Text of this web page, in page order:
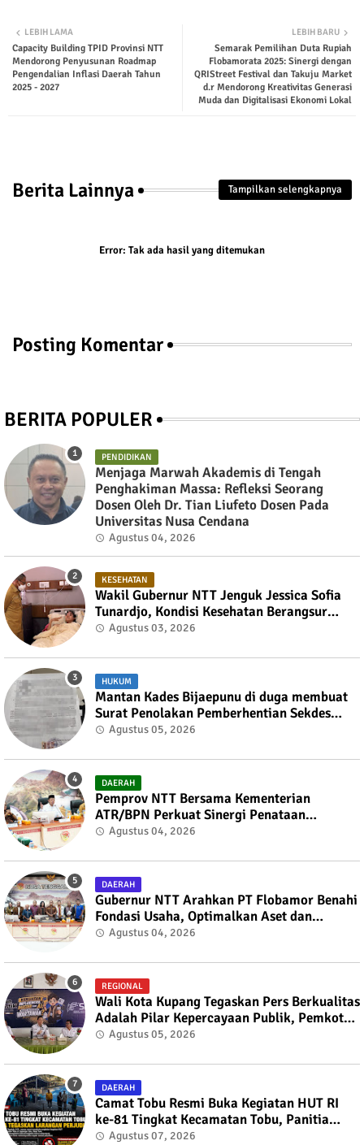
ter
LEBIH BARU
Semarak Pemilihan Duta Rupiah
Flobamorata 2025: Sinergi dengan
QRIStreet Festival dan Takuju Market
d.r Mendorong Kreativitas Generasi
Muda dan Digitalisasi Ekonomi Lokal
LEBIH LAMA
Capacity Building TPID Provinsi NTT
Mendorong Penyusunan Roadmap
Pengendalian Inflasi Daerah Tahun
2025 - 2027
Berita Lainnya Tampilkan selengkapnya
Error: Tak ada hasil yang ditemukan
Posting Komentar
BERITA POPULER
PENDIDIKAN
Menjaga Marwah Akademis di Tengah
Penghakiman Massa: Refleksi Seorang
Dosen Oleh Dr. Tian Liufeto Dosen Pada
Universitas Nusa Cendana
Agustus 04, 2026
KESEHATAN
Wakil Gubernur NTT Jenguk Jessica Sofia
Tunardjo, Kondisi Kesehatan Berangsur
Membaik
Agustus 03, 2026
HUKUM
Mantan Kades Bijaepunu di duga membuat
Surat Penolakan Pemberhentian Sekdes
kepada Bupati TTS
Agustus 05, 2026
DAERAH
Pemprov NTT Bersama Kementerian
ATR/BPN Perkuat Sinergi Penataan
Pertanahan dan Tata Ruang
Agustus 04, 2026
DAERAH
Gubernur NTT Arahkan PT Flobamor Benahi
Fondasi Usaha, Optimalkan Aset dan
Ekspansi Bisnis
Agustus 04, 2026
REGIONAL
Wali Kota Kupang Tegaskan Pers Berkualitas
Adalah Pilar Kepercayaan Publik, Pemkot
Siap Perkuat Kolaborasi dengan SMSI NTT
Agustus 05, 2026
DAERAH
Camat Tobu Resmi Buka Kegiatan HUT RI
ke-81 Tingkat Kecamatan Tobu, Panitia
Tegaskan Larangan Perjudian
Agustus 07, 2026